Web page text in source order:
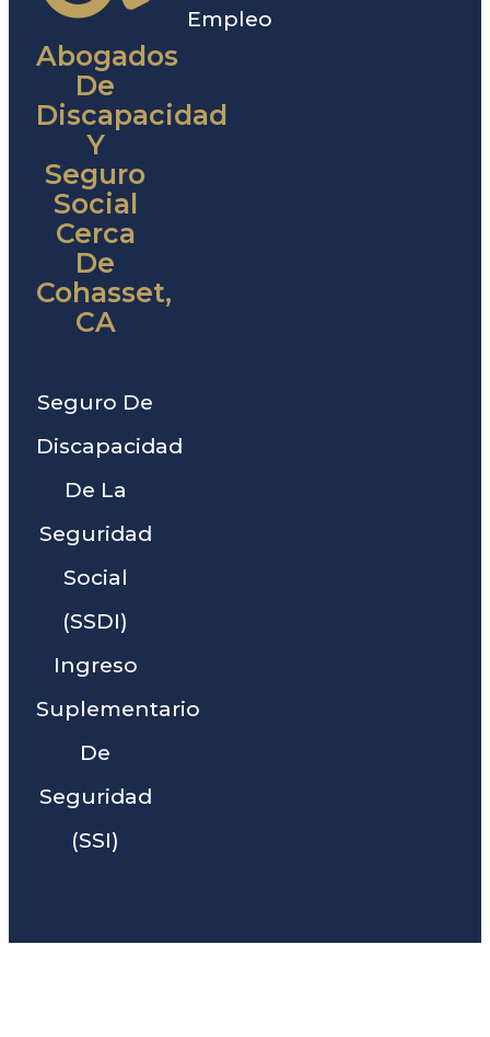
Abogados
De
Discapacidad
Y
Seguro
Social
Cerca
De
Cohasset,
CA
Seguro De
Discapacidad
De La
Seguridad
Social
(SSDI)
Ingreso
Suplementario
De
Seguridad
(SSI)
Empleo